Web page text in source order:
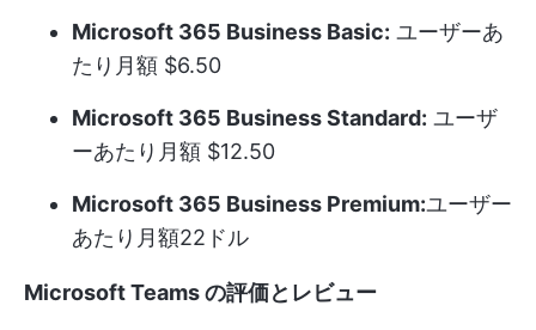
Microsoft 365 Business Basic: ユーザーあ
たり月額 $6.50
Microsoft 365 Business Standard: ユーザ
ーあたり月額 $12.50
Microsoft 365 Business Premium:ユーザー
あたり月額22ドル
Microsoft Teams の評価とレビュー